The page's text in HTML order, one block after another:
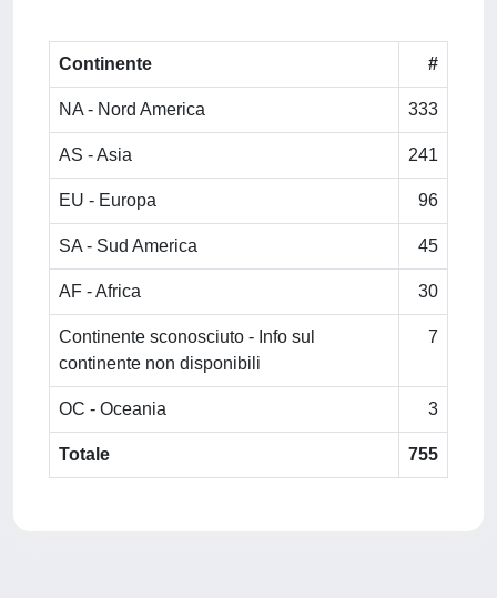
Continente #
NA - Nord America 333
AS - Asia 241
EU - Europa 96
SA - Sud America 45
AF - Africa 30
Continente sconosciuto - Info sul
continente non disponibili
7
OC - Oceania 3
Totale 755